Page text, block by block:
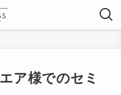
ア様でのセミ